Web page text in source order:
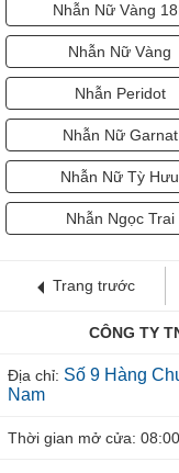
Nhẫn Nữ Vàng
Nhẫn Nữ Vàng
Nhẫn Peridot
Nhẫn Nữ Garnat
Nhẫn Nữ Tỳ Hưu
Nhẫn Ngọc Trai
Trang trước
CÔNG TY
Địa chỉ: Số 9 Hàng
Nam
Thời gian mở cửa: